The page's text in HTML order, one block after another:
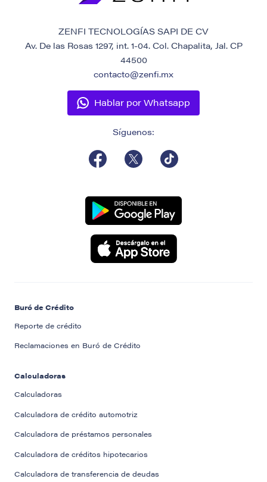
ZENFI TECNOLOGÍAS SAPI DE CV
Av. De las Rosas 1297, int. 1-04. Col. Chapalita, Jal. CP
44500
contacto@zenfi.mx
Hablar por Whatsapp
Síguenos:
Buró de Crédito
Reporte de crédito
Reclamaciones en Buró de Crédito
Calculadoras
Calculadoras
Calculadora de crédito automotriz
Calculadora de préstamos personales
Calculadora de créditos hipotecarios
Calculadora de transferencia de deudas